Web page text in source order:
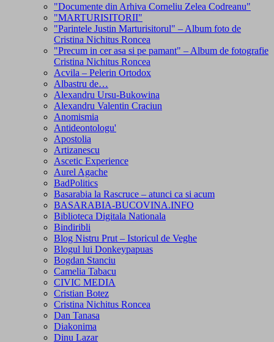
"Documente din Arhiva Corneliu Zelea Codreanu"
"MARTURISITORII"
"Parintele Justin Marturisitorul" – Album foto de
Cristina Nichitus Roncea
"Precum in cer asa si pe pamant" – Album de fotografie
Cristina Nichitus Roncea
Acvila – Pelerin Ortodox
Albastru de…
Alexandru Ursu-Bukowina
Alexandru Valentin Craciun
Anomismia
Antideontologu'
Apostolia
Artizanescu
Ascetic Experience
Aurel Agache
BadPolitics
Basarabia la Rascruce – atunci ca si acum
BASARABIA-BUCOVINA.INFO
Biblioteca Digitala Nationala
Bindiribli
Blog Nistru Prut – Istoricul de Veghe
Blogul lui Donkeypapuas
Bogdan Stanciu
Camelia Tabacu
CIVIC MEDIA
Cristian Botez
Cristina Nichitus Roncea
Dan Tanasa
Diakonima
Dinu Lazar